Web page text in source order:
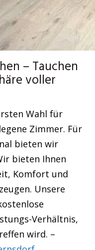
– Tauchen
voller
Wahl für
Zimmer. Für
bieten wir
bieten Ihnen
Komfort und
Unsere
Verhältnis,
wird. –